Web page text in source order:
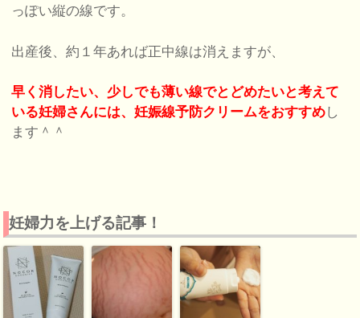
っぽい縦の線です。
出産後、約１年あれば正中線は消えますが、
早く消したい、少しでも薄い線でとどめたいと考えて
いる妊婦さんには、妊娠線予防クリームをおすすめし
ます＾＾
妊婦力を上げる記事！